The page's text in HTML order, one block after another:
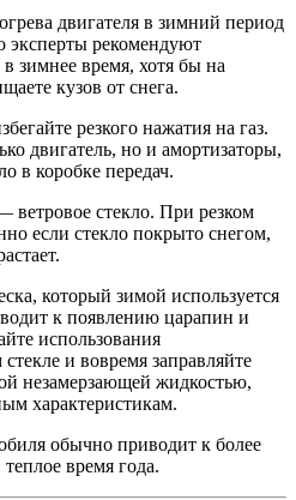
двигателя в зимний период
эксперты рекомендуют
зимнее время, хотя бы на
кузов от снега.
резкого нажатия на газ.
двигатель, но и амортизаторы,
в коробке передач.
ветровое стекло. При резком
если стекло покрыто снегом,
который зимой используется
к появлению царапин и
использования
и вовремя заправляйте
незамерзающей жидкостью,
характеристикам.
обычно приводит к более
время года.